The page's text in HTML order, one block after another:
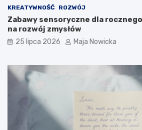
KREATYWNOŚĆ ROZWÓJ
Zabawy sensoryczne dla
na rozwój zmysłów
25 lipca 2026 Maja Nowicka